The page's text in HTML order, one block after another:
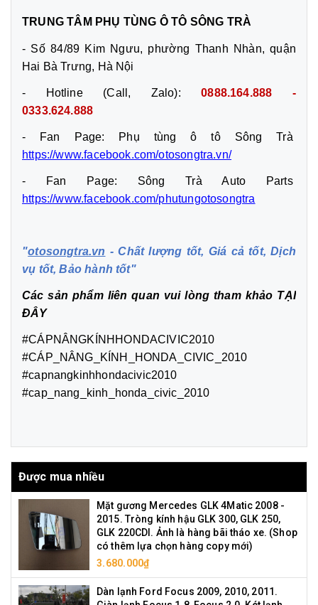
TRUNG TÂM PHỤ TÙNG Ô TÔ SÔNG TRÀ
- Số 84/89 Kim Ngưu, phường Thanh Nhàn, quận
Hai Bà Trưng, Hà Nội
- Hotline (Call, Zalo):0888.164.888 -
0333.624.888
- Fan Page: Phụ tùng ô tô Sông Trà
https://www.facebook.com/otosongtra.vn/
- Fan Page: Sông Trà Auto Parts
https://www.facebook.com/phutungotosongtra
"otosongtra.vn - Chất lượng tốt, Giá cả tốt, Dịch
vụ tốt, Bảo hành tốt"
Các sản phẩm liên quan vui lòng tham khảo TẠI
ĐÂY
#CÁPNÂNGKÍNHHONDACIVIC2010
#CÁP_NÂNG_KÍNH_HONDA_CIVIC_2010
#capnangkinhhondacivic2010
#cap_nang_kinh_honda_civic_2010
Được mua nhiều
Mặt gương Mercedes GLK 4Matic 2008 -
2015. Tròng kính hậu GLK 300, GLK 250,
GLK 220CDI. Ảnh là hàng bãi tháo xe. (Shop
có thêm lựa chọn hàng copy mới)
3.680.000₫
Dàn lạnh Ford Focus 2009, 2010, 2011.